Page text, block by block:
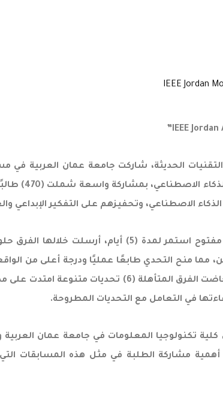
الاصطناعي، وتحفيزهم على التفكير
في التعامل مع التحديات المطروحة.
تكنولوجيا المعلومات في جامعة عمان
مشاركة الطلبة في مثل هذه المسابقات